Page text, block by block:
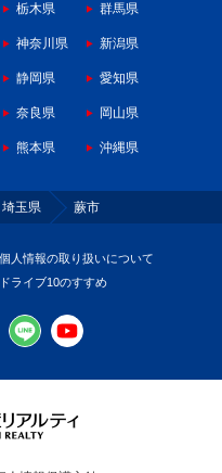
栃木県 群馬県
神奈川県 新潟県
静岡県 愛知県
奈良県 岡山県
熊本県 沖縄県
埼玉県 蕨市
人情報の取り扱いについて
ライブ10のすすめ